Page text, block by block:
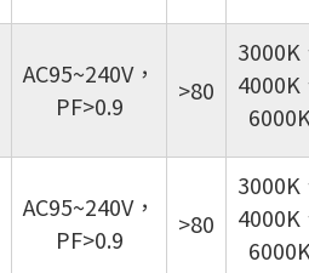
AC95~240V，
PF>0.9
>80
3000K
4000K
AC95~240V，
PF>0.9
>80
3000K
4000K